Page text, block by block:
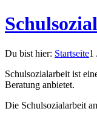
Du bist hier: Startseite1
Schulsozialarbeit ist
Beratung anbietet.
Die Schulsozialarbeit